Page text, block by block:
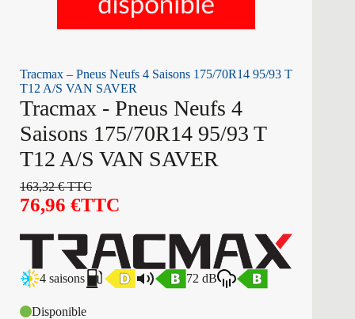
Tracmax – Pneus Neufs 4 Saisons 175/70R14 95/93 T
T12 A/S VAN SAVER
Tracmax - Pneus Neufs 4
Saisons 175/70R14 95/93 T
T12 A/S VAN SAVER
163,32€TTC
76,96 €TTC
4 saisons 72 dB
Disponible